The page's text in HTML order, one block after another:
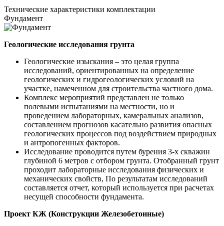
Технические характеристики комплектации
Фундамент
Геологические исследования грунта
Геологические изыскания – это целая группа
исследований, ориентированных на определение
геологических и гидрогеологических условий на
участке, намеченном для строительства частного дома.
Комплекс мероприятий представлен не только
полевыми испытаниями на местности, но и
проведением лабораторных, камеральных анализов,
составлением прогнозов касательно развития опасных
геологических процессов под воздействием природных
и антропогенных факторов.
Исследование проводится путем бурения 3-х скважин
глубиной 6 метров с отбором грунта. Отобранный грунт
проходит лабораторные исследования физических и
механических свойств, По результатам исследований
составляется отчет, который используется при расчетах
несущей способности фундамента.
Проект КЖ (Конструкции Железобетонные)